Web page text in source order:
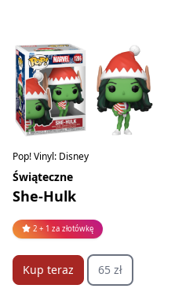
Pop! Vinyl: Disney
Świąteczne
She-Hulk
2 + 1 za złotówkę
Kup teraz 65 zł